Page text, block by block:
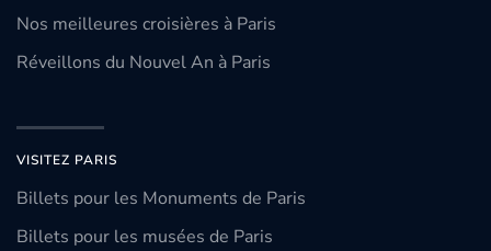
Nos meilleures croisières à Paris
Réveillons du Nouvel An à Paris
VISITEZ PARIS
Billets pour les Monuments de Paris
Billets pour les musées de Paris